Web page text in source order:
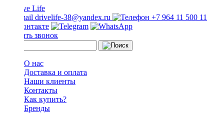
drivelife-38@yandex.ru +7 964 11 500 11
Заказать звонок
О нас
Доставка и оплата
Наши клиенты
Контакты
Как купить?
Бренды